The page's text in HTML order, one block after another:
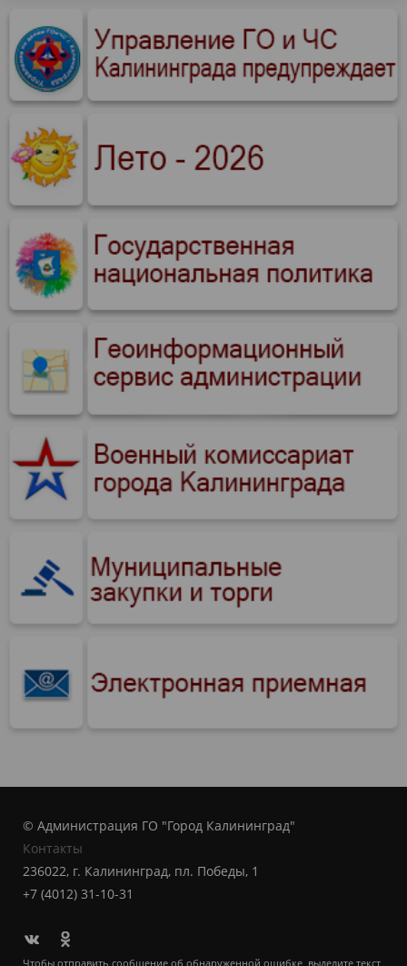
© Администрация ГО "Город Калининград"
Контакты
236022, г. Калининград, пл. Победы, 1
+7 (4012) 31-10-31
Чтобы отправить сообщение об обнаруженной ошибке, выделите текст